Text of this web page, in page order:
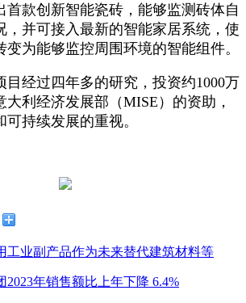
首款创新智能瓷砖，能够监测砖体自
，并可接入最新的智能家居系统，使
为能够监控周围环境的智能组件。
经过四年多的研究，投资约1000万
大利经济发展部（MISE）的资助，
持续发展的重视。
工业副产品作为未来替代建筑材料等
2023年销售额比上年下降 6.4%